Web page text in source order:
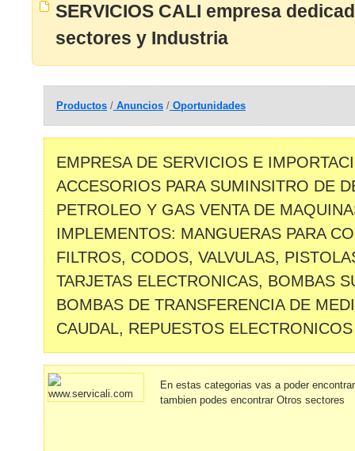
SERVICIOS CALI empresa
sectores y Industria
Productos / Anuncios / Oportunidades
EMPRESA DE SERVICIOS E
ACCESORIOS PARA SUMINSITRO DE
PETROLEO Y GAS VENTA DE
IMPLEMENTOS: MANGUERAS PARA
FILTROS, CODOS, VALVULAS,
TARJETAS ELECTRONICAS, BOMBAS
BOMBAS DE TRANSFERENCIA DE
CAUDAL, REPUESTOS
En estas categorias vas a poder
tambien podes encontrar Otros sectores